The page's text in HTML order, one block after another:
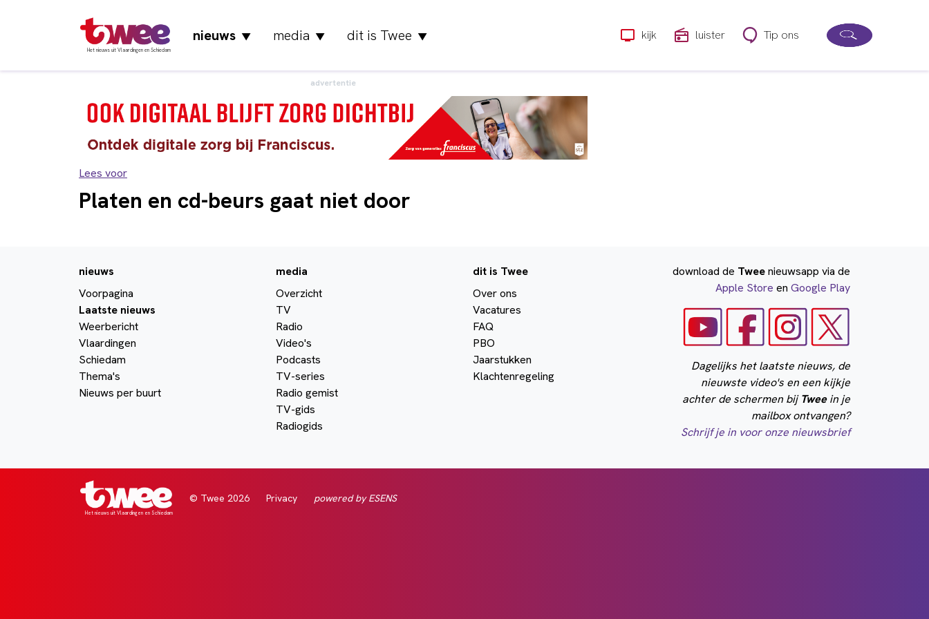
Het nieuws uit Vlaardingen en Schiedam
nieuws▼ media ▼ dit is Twee ▼ kijk luister Tip ons
advertentie
Lees voor
Platen en cd-beurs gaat niet door
nieuws
Voorpagina
Laatste nieuws
Weerbericht
Vlaardingen
Schiedam
Thema's
Nieuws per buurt
media
Overzicht
TV
Radio
Video's
Podcasts
TV-series
Radio gemist
TV-gids
Radiogids
dit is Twee
Over ons
Vacatures
FAQ
PBO
Jaarstukken
Klachtenregeling
download de Tweenieuwsapp via de
Apple Store en Google Play
Dagelijks het laatste nieuws, de
nieuwste video's en een kijkje
achter de schermen bijTweein je
mailbox ontvangen?
Schrijf je in voor onze nieuwsbrief
Het nieuws uit Vlaardingen en Schiedam
© Twee 2026 Privacy powered by ESENS